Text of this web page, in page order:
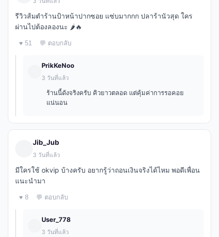
รีวิวส้มตำร้านป้าหน้าปากซอย แซ่บมากกก ปลาร้านัวสุด ใคร
ผ่านไปต้องลองนะ 🌶️🔥
♥ 51 💬 ตอบกลับ
PrikKeNoo
3 วันที่แล้ว
ร้านนี้ดังจริงครับ คิวยาวตลอด แต่คุ้มค่าการรอคอย
แน่นอน
Jib_Jub
3 วันที่แล้ว
มีใครใช้ okvip บ้างครับ อยากรู้ว่าถอนเงินจริงได้ไหม พอดีเพื่อน
แนะนำมา
♥ 8 💬 ตอบกลับ
User_778
3 วันที่แล้ว